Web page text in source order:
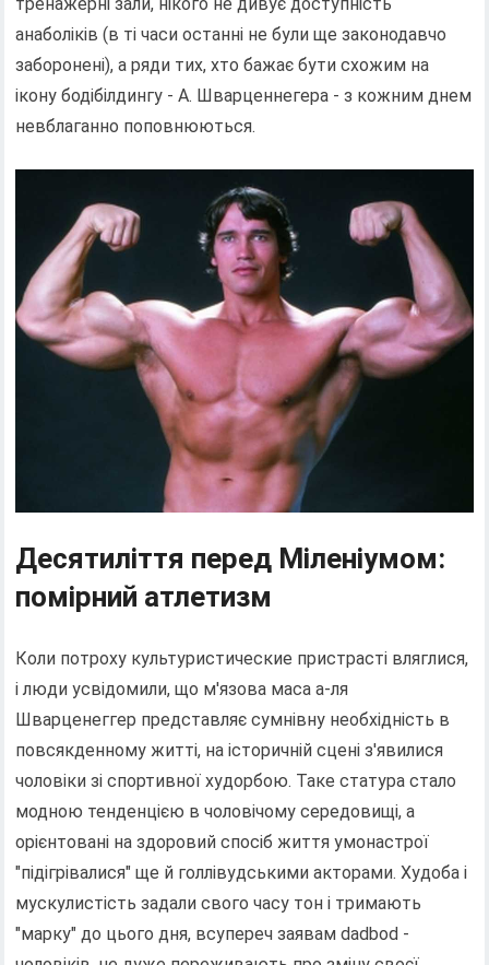
анаболіків (в ті часи останні не були ще законодавчо
заборонені), а ряди тих, хто бажає бути схожим на
ікону бодібілдингу - А. Шварценнегера - з кожним днем
​​невблаганно поповнюються.
Десятиліття перед Міленіумом:
помірний атлетизм
Коли потроху культуристические пристрасті вляглися,
і люди усвідомили, що м'язова маса а-ля
Шварценеггер представляє сумнівну необхідність в
повсякденному житті, на історичній сцені з'явилися
чоловіки зі спортивної худорбою. Таке статура стало
модною тенденцією в чоловічому середовищі, а
орієнтовані на здоровий спосіб життя умонастрої
"підігрівалися" ще й голлівудськими акторами. Худоба і
мускулистість задали свого часу тон і тримають
"марку" до цього дня, всупереч заявам dadbod -